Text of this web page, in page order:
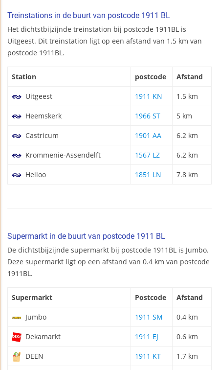
Treinstations in de buurt van postcode 1911 BL
Het dichtstbijzijnde treinstation bij postcode 1911BL is
Uitgeest. Dit treinstation ligt op een afstand van 1.5 km van
postcode 1911BL.
Station postcode Afstand
Uitgeest 1911 KN 1.5 km
Heemskerk 1966 ST 5 km
Castricum 1901 AA 6.2 km
Krommenie-Assendelft 1567 LZ 6.2 km
Heiloo 1851 LN 7.8 km
Supermarkt in de buurt van postcode 1911 BL
De dichtstbijzijnde supermarkt bij postcode 1911BL is Jumbo.
Deze supermarkt ligt op een afstand van 0.4 km van postcode
1911BL.
Supermarkt Postcode Afstand
Jumbo 1911 SM 0.4 km
Dekamarkt 1911 EJ 0.6 km
DEEN 1911 KT 1.7 km